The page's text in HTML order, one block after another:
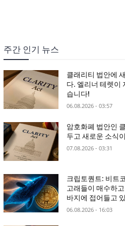
주간 인기 뉴스
클래리티 법안에
다. 엘리너 테렛이
습니다!
06.08.2026 - 03:57
암호화폐 법안인
두고 새로운 소식
07.08.2026 - 03:31
크립토퀀트: 비트
고래들이 매수하
바지에 접어들고
06.08.2026 - 16:03